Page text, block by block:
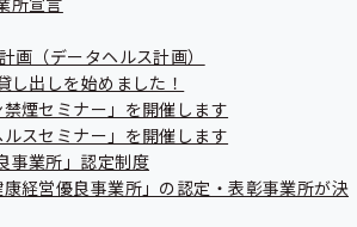
の
ブ
メ
ニ
ュ
ー
ー
画（データヘルス計画）
し出しを始めました！
煙セミナー」を開催します
スセミナー」を開催します
事業所」認定制度
康経営優良事業所」の認定・表彰事業所が決
府県支部福島支部福島支部について